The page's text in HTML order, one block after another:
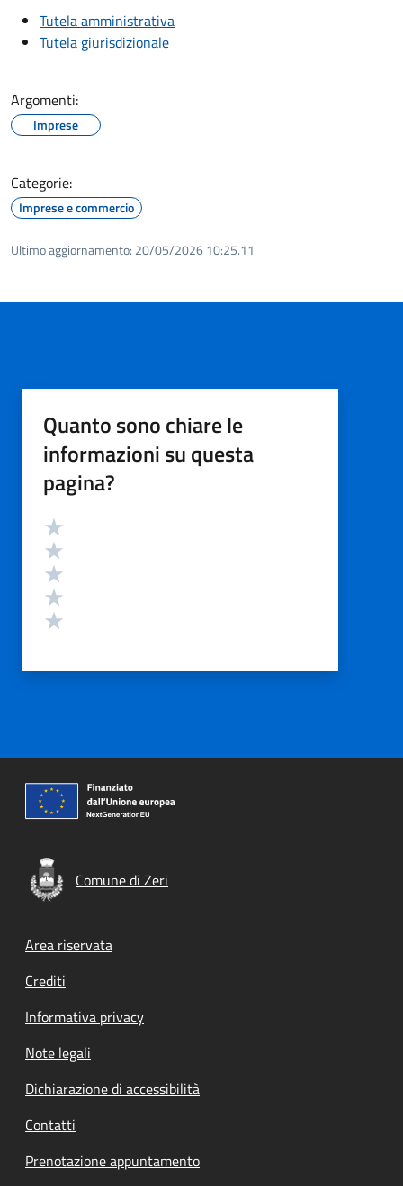
Tutela amministrativa
Tutela giurisdizionale
Argomenti:
Imprese
Categorie:
Imprese e commercio
Ultimo aggiornamento: 20/05/2026 10:25.11
Quanto sono chiare le
informazioni su questa
pagina?
Valutazione
Comune di Zeri
Footer menu
Area riservata
Crediti
Informativa privacy
Note legali
Dichiarazione di accessibilità
Contatti
Prenotazione appuntamento